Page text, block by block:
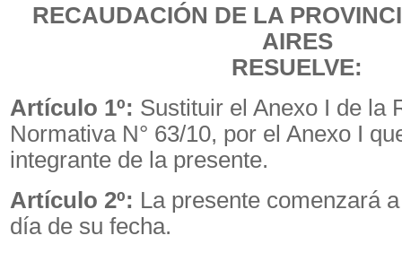
RECAUDACIÓN DE LA
AIRES
RESUELVE:
Artículo 1º: Sustituir el Anexo I de la
Normativa N° 63/10, por el Anexo I
integrante de la presente.
Artículo 2º: La presente comenzará
día de su fecha.